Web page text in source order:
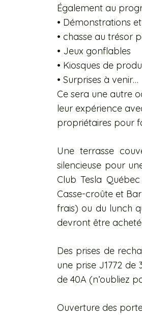
Également au
• Démonstrations
• chasse au trésor
• Jeux gonflables
• Kiosques de
• Surprises à venir…
Ce sera une autre
leur expérience
propriétaires pour
Une terrasse
silencieuse pour
Club Tesla
Casse-croûte et
frais) ou du lunch
devront être
Des prises de
une prise J1772
de 40A (n’oubliez
Ouverture des